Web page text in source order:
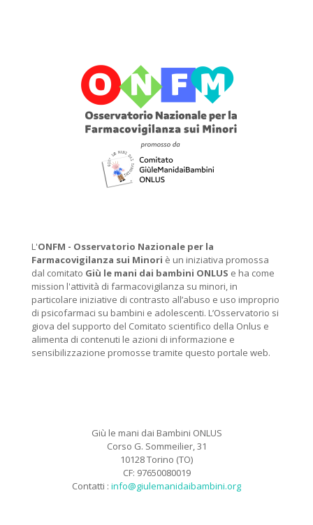
L'ONFM - Osservatorio Nazionale per la
Farmacovigilanza sui Minori è un iniziativa promossa
dal comitato Giù le mani dai bambini ONLUS e ha come
mission l'attività di farmacovigilanza su minori, in
particolare iniziative di contrasto all’abuso e uso improprio
di psicofarmaci su bambini e adolescenti. L’Osservatorio si
giova del supporto del Comitato scientifico della Onlus e
alimenta di contenuti le azioni di informazione e
sensibilizzazione promosse tramite questo portale web.
Giù le mani dai Bambini ONLUS
Corso G. Sommeilier, 31
10128 Torino (TO)
CF: 97650080019
Contatti : info@giulemanidaibambini.org